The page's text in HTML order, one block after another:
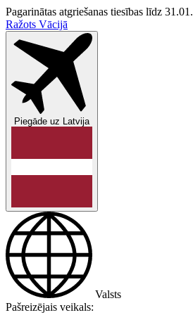
Pagarinātas atgriešanas tiesības līdz 31.01.
Ražots Vācijā
Piegāde uz Latvija
Valsts
Pašreizējais veikals: